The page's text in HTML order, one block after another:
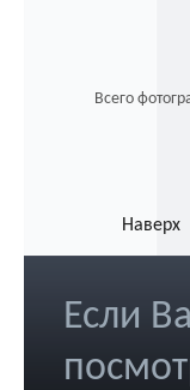
Всего
Наверх
Если